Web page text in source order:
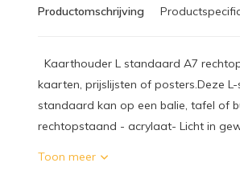
Productomschrijving
Kaarthouder L standaard A7
kaarten, prijslijsten of posters.Deze
standaard kan op een balie, tafel of
rechtopstaand - acrylaat- Licht in
Toon meer